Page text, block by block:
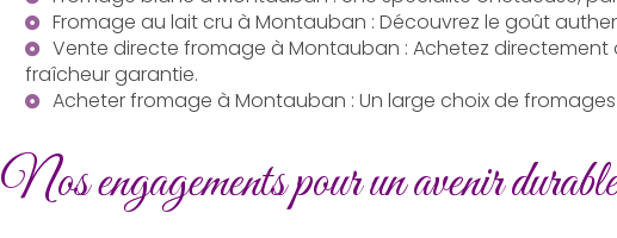
Fromage au lait cru à Montauban : Découvrez le goût
Vente directe fromage à Montauban : Achetez
fraîcheur garantie.
Acheter fromage à Montauban : Un large choix de
Nos engagements pour un avenir durable